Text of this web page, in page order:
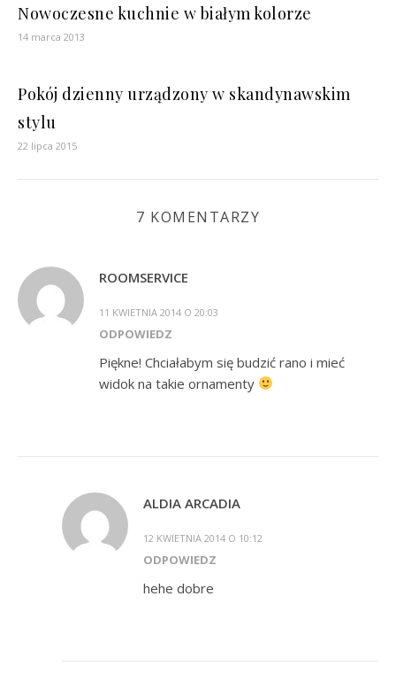
Nowoczesne kuchnie w białym kolorze
14 marca 2013
Pokój dzienny urządzony w skandynawskim
stylu
22 lipca 2015
7 KOMENTARZY
ROOMSERVICE
11 KWIETNIA 2014 O 20:03
ODPOWIEDZ
Piękne! Chciałabym się budzić rano i mieć
widok na takie ornamenty
ALDIA ARCADIA
12 KWIETNIA 2014 O 10:12
ODPOWIEDZ
hehe dobre